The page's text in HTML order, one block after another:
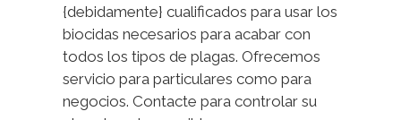
{debidamente} cualificados para usar los
biocidas necesarios para acabar con
todos los tipos de plagas. Ofrecemos
servicio para particulares como para
negocios. Contacte para controlar su